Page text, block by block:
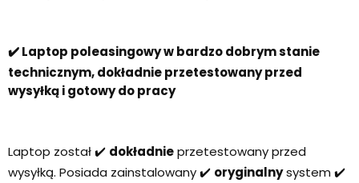
✔️ Laptop poleasingowy w bardzo dobrym stanie
technicznym, dokładnie przetestowany przed
wysyłką i gotowy do pracy
Laptop został ✔️ dokładnieprzetestowany przed
wysyłką. Posiada zainstalowany ✔️ oryginalnysystem ✔️